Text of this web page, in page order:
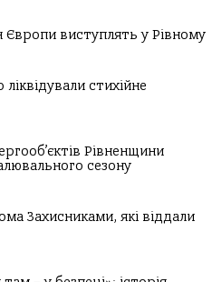
Європи виступлять у Рівному
стихійне
Рівненщини
сезону
Захисниками, які віддали